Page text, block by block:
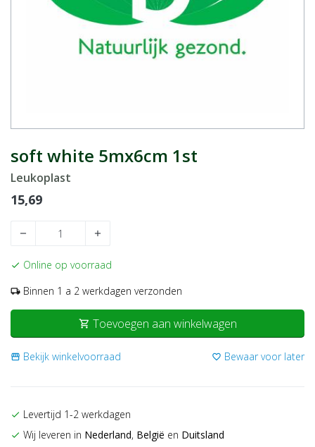
soft white 5mx6cm 1st
Leukoplast
15,69
remove add
check Online op voorraad
local_shipping Binnen 1 a 2 werkdagen verzonden
shopping_cart Toevoegen aan winkelwagen
storefront Bekijk winkelvoorraad favorite_border Bewaar voor later
check Levertijd 1-2 werkdagen
check Wij leveren in Nederland, België en Duitsland